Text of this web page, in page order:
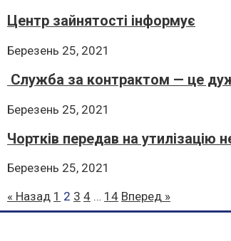
Центр зайнятості інформує
Березень 25, 2021
Служба за контрактом — це
Березень 25, 2021
Чортків передав на утилізацію
Березень 25, 2021
« Назад 1 2 3 4 … 14 Вперед »